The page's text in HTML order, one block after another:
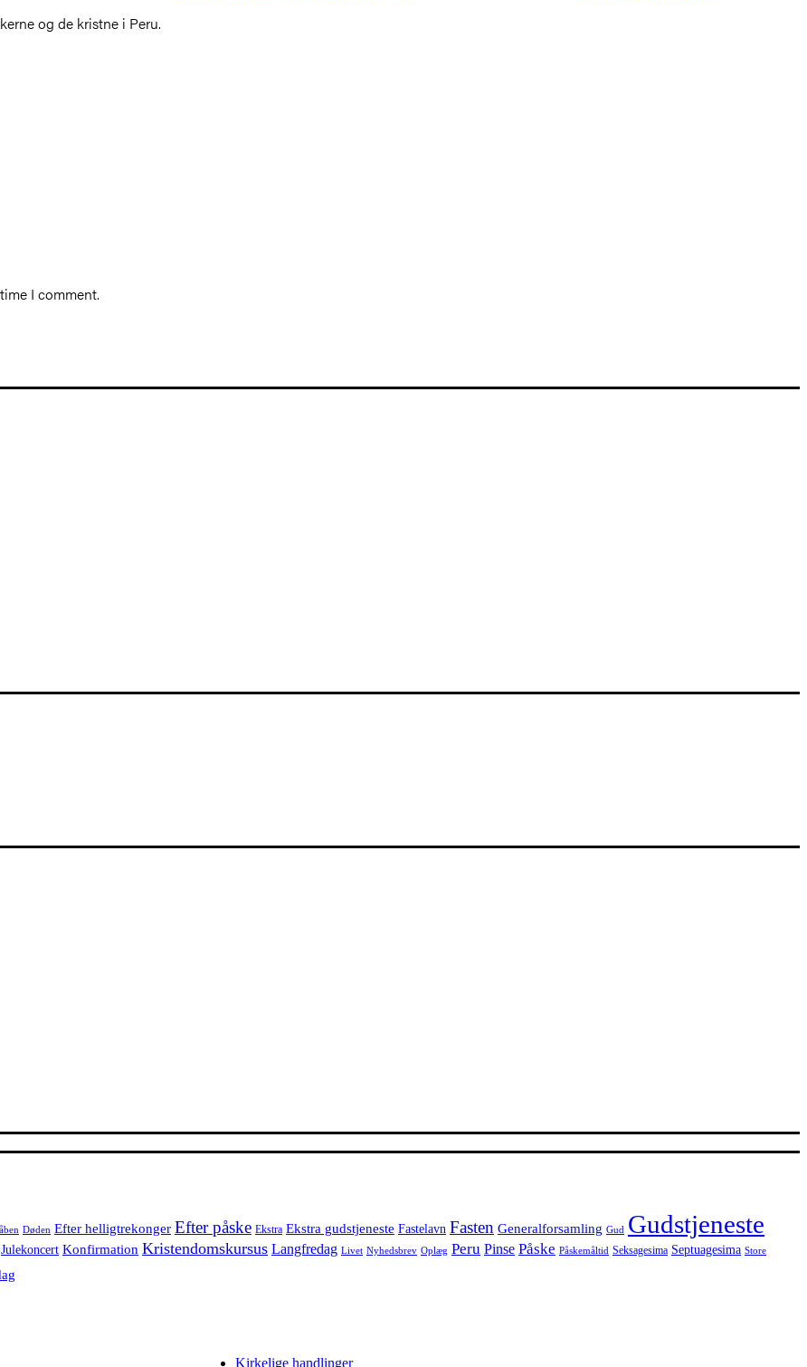
og de kristne i Peru.
I comment.
Døden Efter helligtrekonger Efter påske Ekstra Ekstra gudstjeneste Fastelavn Fasten Generalforsamling Gud Gudstjeneste
Julekoncert Konfirmation Kristendomskursus Langfredag Livet Nyhedsbrev Oplæg Peru Pinse Påske Påskemåltid Seksagesima Septuagesima Store
Kirkelige handlinger